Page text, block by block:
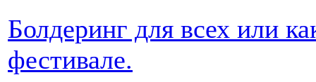
Болдеринг для всех или
фестивале.